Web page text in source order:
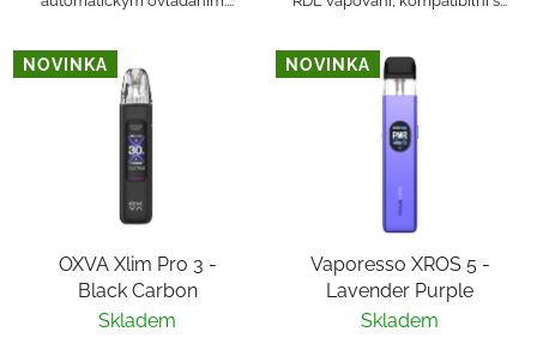
NOVINKA
OXVA Xlim Pro 3 -
Black Carbon
Skladem
NOVINKA
Vaporesso XROS 5 -
Lavender Purple
Skladem